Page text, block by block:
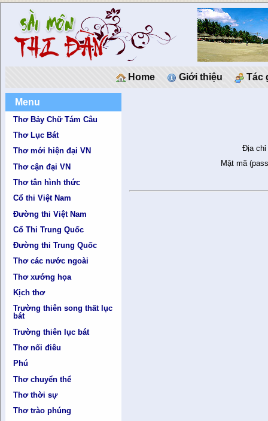
Home Giới thiệu Tác
Menu
Thơ Bảy Chữ Tám Câu
Thơ Lục Bát
Thơ mới hiện đại VN
Thơ cận đại VN
Thơ tân hình thức
Cổ thi Việt Nam
Đường thi Việt Nam
Cổ Thi Trung Quốc
Đường thi Trung Quốc
Thơ các nước ngoài
Thơ xướng họa
Kịch thơ
Trường thiên song thất lục
bát
Trường thiên lục bát
Thơ nối điêu
Phú
Thơ chuyển thể
Thơ thời sự
Thơ trào phúng
Địa chỉ
Mật mã